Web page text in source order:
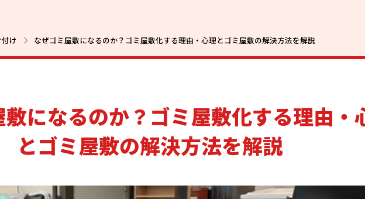
け なぜゴミ屋敷になるのか？ゴミ屋敷化する理由・心理とゴミ屋敷の解決方法を解説
になるのか？ゴミ屋敷化する理由・
とゴミ屋敷の解決方法を解説